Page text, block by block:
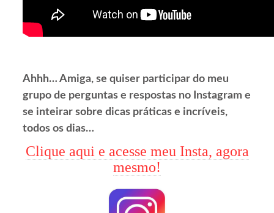
Ahhh… Amiga, se quiser participar do meu
grupo de perguntas e respostas no Instagram e
se inteirar sobre dicas práticas e incríveis,
todos os dias…
Clique aqui e acesse meu Insta, agora
mesmo!